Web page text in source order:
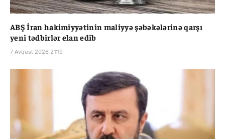
ABŞ İran hakimiyyətinin maliyyə şəbəkələrinə qarşı
yeni tədbirlər elan edib
7 Avqust 2026 21:19